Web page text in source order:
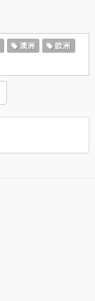
澳洲
欧洲